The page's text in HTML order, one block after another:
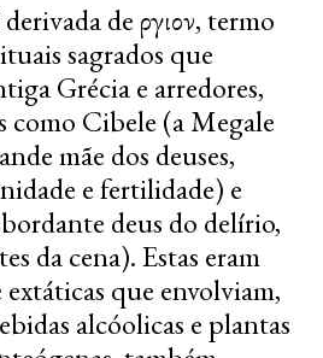
de ὄργιον, termo
sagrados que
Grécia e arredores,
como Cibele (a Megale
mãe dos deuses,
e fertilidade) e
deus do delírio,
da cena). Estas eram
extáticas que envolviam,
alcóolicas e plantas